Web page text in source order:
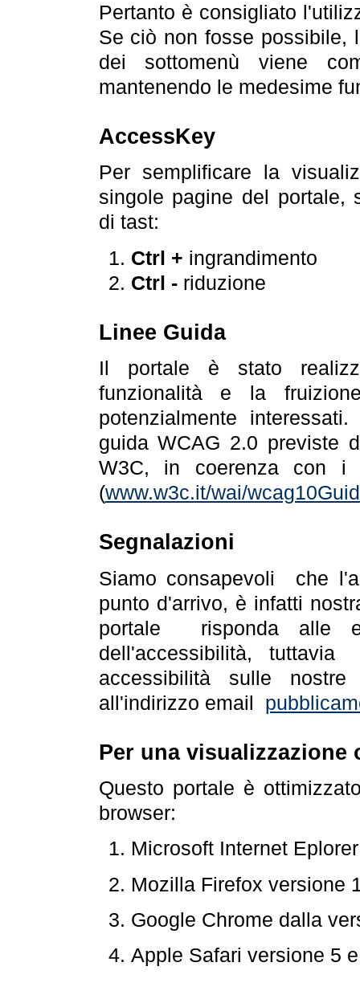
Pertanto è consigliato
Se ciò non fosse possibile,
dei sottomenù viene
mantenendo le medesime
AccessKey
Per semplificare la
singole pagine del portale,
di tast:
Ctrl + ingrandimento
Ctrl -riduzione
Linee Guida
Il portale è stato
funzionalità e la
potenzialmente
guida WCAG 2.0 previste
W3C, in coerenza con i
(www.w3c.it/wai/
Segnalazioni
Siamo consapevoli che
punto d'arrivo, è infatti
portale risponda alle
dell'accessibilità,
accessibilità sulle
all'indirizzo email
Per una visualizzazione
Questo portale è
browser:
Microsoft Internet
Mozilla Firefox versione
Google Chrome dalla
Apple Safari versione 5